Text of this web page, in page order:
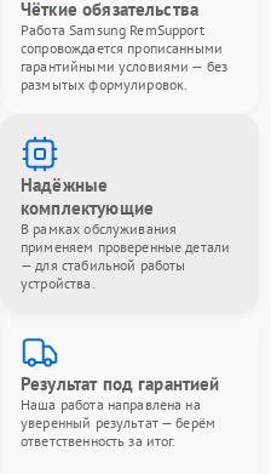
Чёткие обязательства
Работа Samsung RemSupport
сопровождается прописанными
гарантийными условиями — без
размытых формулировок.
Надёжные
комплектующие
В рамках обслуживания
применяем проверенные детали
— для стабильной работы
устройства.
Результат под гарантией
Наша работа направлена на
уверенный результат — берём
ответственность за итог.